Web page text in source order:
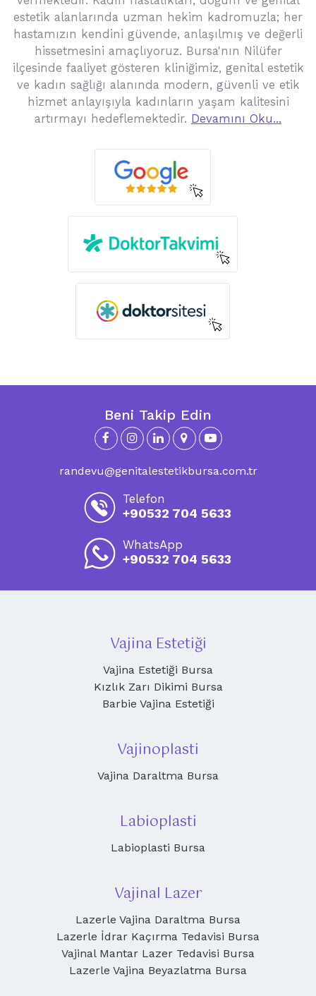
estetik alanlarında uzman hekim kadromuzla; her
hastamızın kendini güvende, anlaşılmış ve değerli
hissetmesini amaçlıyoruz. Bursa'nın Nilüfer
ilçesinde faaliyet gösteren kliniğimiz, genital estetik
ve kadın sağlığı alanında modern, güvenli ve etik
hizmet anlayışıyla kadınların yaşam kalitesini
artırmayı hedeflemektedir. Devamını Oku...
Beni Takip Edin
randevu@genitalestetikbursa.com.tr
Telefon
+90532 704 5633
WhatsApp
+90532 704 5633
Vajina Estetiği
Vajina Estetiği Bursa
Kızlık Zarı Dikimi Bursa
Barbie Vajina Estetiği
Vajinoplasti
Vajina Daraltma Bursa
Labioplasti
Labioplasti Bursa
Vajinal Lazer
Lazerle Vajina Daraltma Bursa
Lazerle İdrar Kaçırma Tedavisi Bursa
Vajinal Mantar Lazer Tedavisi Bursa
Lazerle Vajina Beyazlatma Bursa